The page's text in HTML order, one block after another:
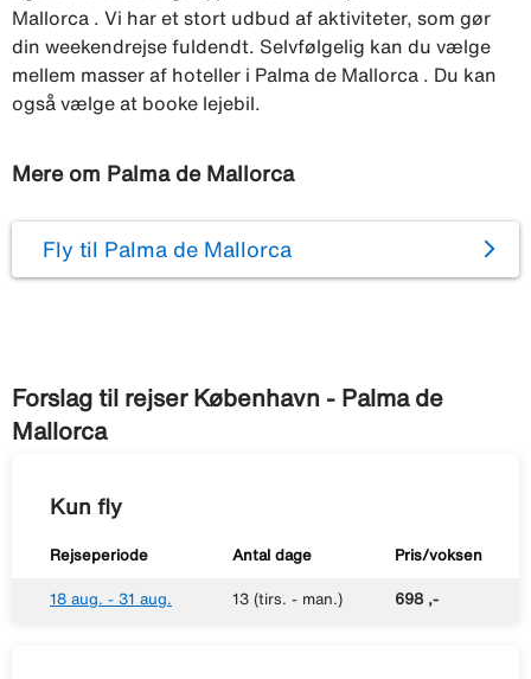
Mallorca . Vi har et stort udbud af aktiviteter, som gør
din weekendrejse fuldendt. Selvfølgelig kan du vælge
mellem masser af hoteller i Palma de Mallorca . Du kan
også vælge at booke lejebil.
Mere om Palma de Mallorca
Fly til Palma de Mallorca
Forslag til rejser København - Palma de
Mallorca
Kun fly
Rejseperiode Antal dage Pris/voksen
18 aug. - 31 aug. 13 (tirs. - man.) 698 ,-